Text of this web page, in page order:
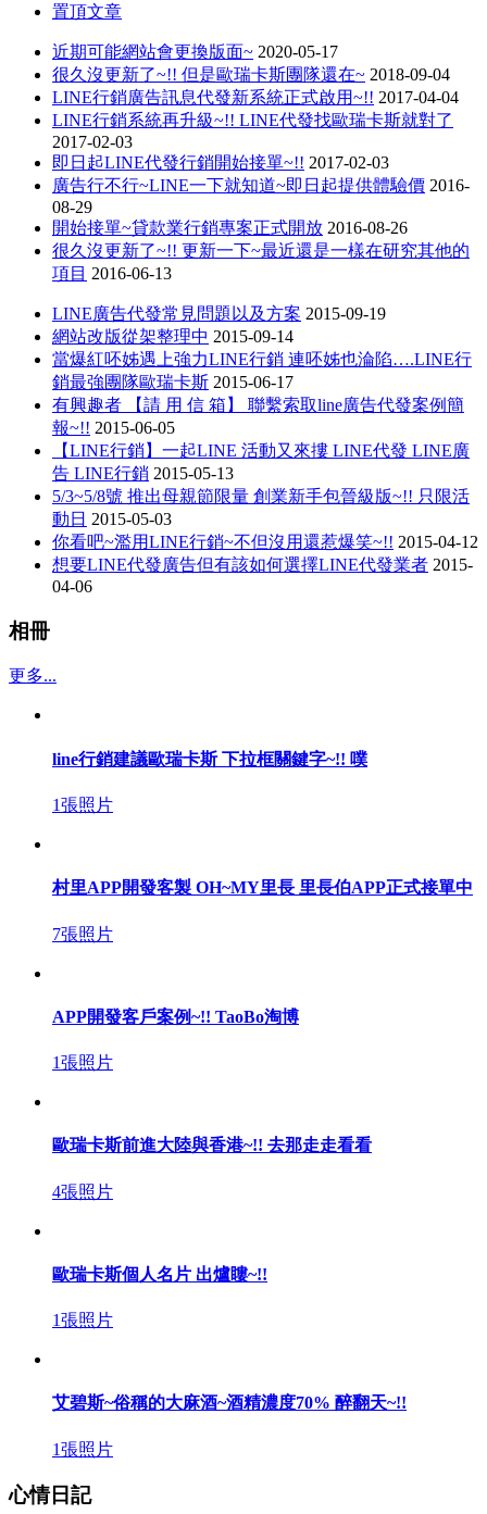
置頂文章
近期可能網站會更換版面~ 2020-05-17
很久沒更新了~!! 但是歐瑞卡斯團隊還在~ 2018-09-04
LINE行銷廣告訊息代發新系統正式啟用~!! 2017-04-04
LINE行銷系統再升級~!! LINE代發找歐瑞卡斯就對了
2017-02-03
即日起LINE代發行銷開始接單~!! 2017-02-03
廣告行不行~LINE一下就知道~即日起提供體驗價 2016-
08-29
開始接單~貸款業行銷專案正式開放 2016-08-26
很久沒更新了~!! 更新一下~最近還是一樣在研究其他的
項目 2016-06-13
LINE廣告代發常見問題以及方案 2015-09-19
網站改版從架整理中 2015-09-14
當爆紅呸姊遇上強力LINE行銷 連呸姊也淪陷….LINE行
銷最強團隊歐瑞卡斯 2015-06-17
有興趣者 【請 用 信 箱】 聯繫索取line廣告代發案例簡
報~!! 2015-06-05
【LINE行銷】一起LINE 活動又來摟 LINE代發 LINE廣
告 LINE行銷 2015-05-13
5/3~5/8號 推出母親節限量 創業新手包晉級版~!! 只限活
動日 2015-05-03
你看吧~濫用LINE行銷~不但沒用還惹爆笑~!! 2015-04-12
想要LINE代發廣告但有該如何選擇LINE代發業者 2015-
04-06
相冊
更多...
line行銷建議歐瑞卡斯 下拉框關鍵字~!! 噗
1張照片
村里APP開發客製 OH~MY里長 里長伯APP正式接單中
7張照片
APP開發客戶案例~!! TaoBo淘博
1張照片
歐瑞卡斯前進大陸與香港~!! 去那走走看看
4張照片
歐瑞卡斯個人名片 出爐瞜~!!
1張照片
艾碧斯~俗稱的大麻酒~酒精濃度70% 醉翻天~!!
1張照片
心情日記